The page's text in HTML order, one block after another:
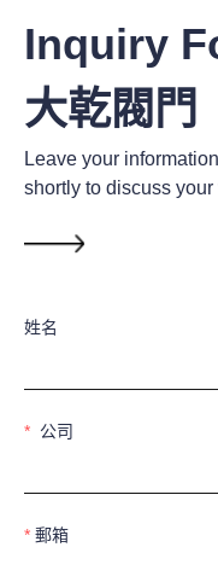
Inquiry
大乾閥門
姓名
公司
郵箱
Leave your
shortly to discuss